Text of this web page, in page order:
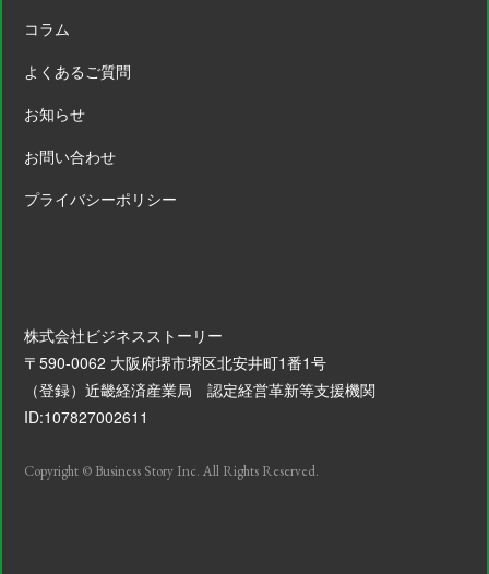
コラム
よくあるご質問
お知らせ
お問い合わせ
プライバシーポリシー
株式会社ビジネスストーリー
〒590-0062 大阪府堺市堺区北安井町1番1号
（登録）近畿経済産業局 認定経営革新等支援機関
ID:107827002611
Copyright © Business Story Inc. All Rights Reserved.